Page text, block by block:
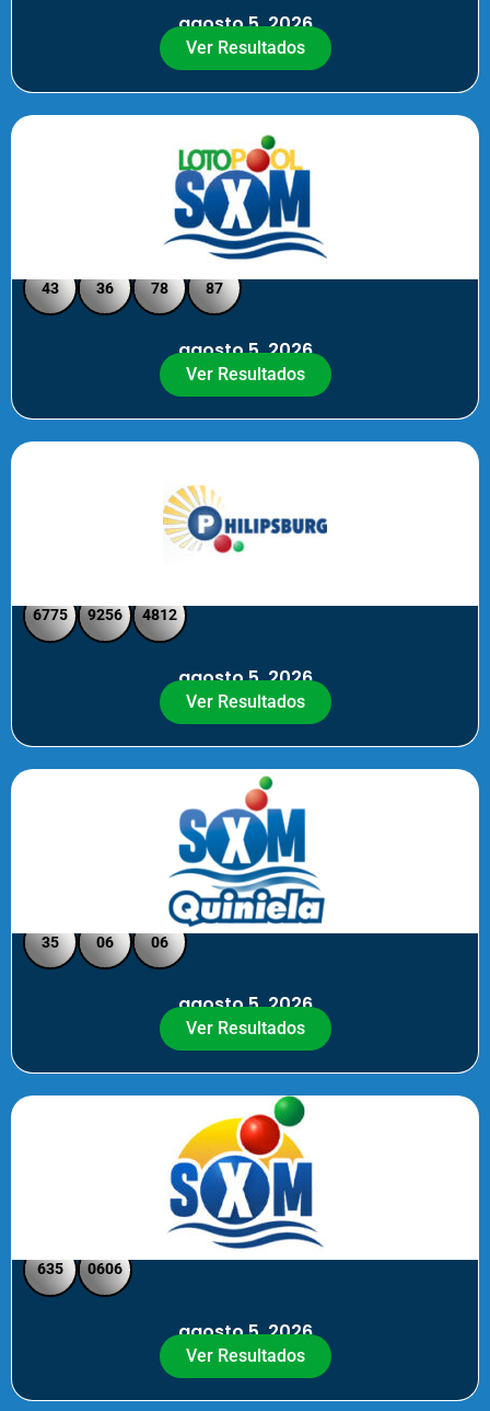
agosto 5, 2026
Ver Resultados
Loto Pool SXM - Medio Día
43 36 78 87
agosto 5, 2026
Ver Resultados
6775 9256 4812
agosto 5, 2026
Ver Resultados
Quiniela SXM - Noche
35 06 06
agosto 5, 2026
Ver Resultados
SXM Noche - Pick 3 Pick 4
635 0606
agosto 5, 2026
Ver Resultados